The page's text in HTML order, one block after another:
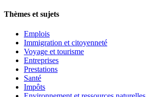
Thèmes et sujets
Emplois
Immigration et citoyenneté
Voyage et tourisme
Entreprises
Prestations
Santé
Impôts